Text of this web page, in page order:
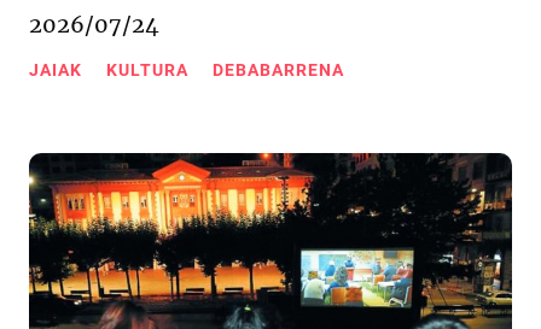
2026/07/24
JAIAK KULTURA DEBABARRENA